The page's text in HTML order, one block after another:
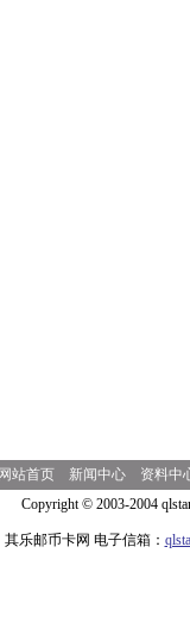
网站首页 新闻中心
资料中
Copyright © 2003-2004
乐邮币卡网 电子信箱：